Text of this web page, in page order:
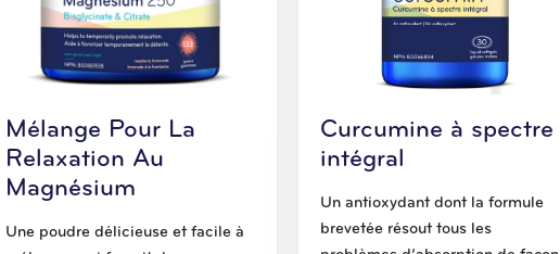
Mélange Pour La
Relaxation Au
Magnésium
Une poudre délicieuse et facile à
Curcumine à spectre
intégral
Un antioxydant dont la formule
brevetée résout tous les